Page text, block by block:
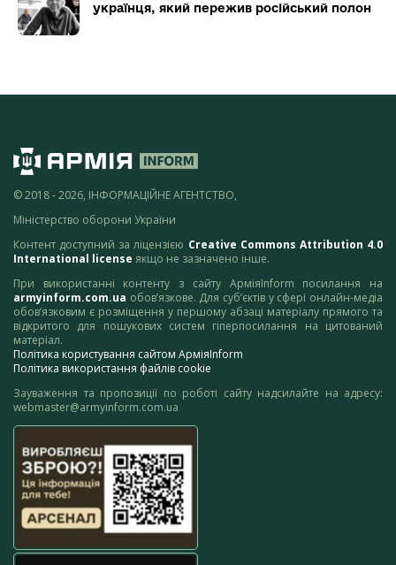
українця, який пережив російський полон
© 2018 - 2026, ІНФОРМАЦІЙНЕ АГЕНТСТВО,
Міністерство оборони України
Контент доступний за ліцензією Creative Commons Attribution 4.0
International license якщо не зазначено інше.
При використанні контенту з сайту АрміяInform посилання на
armyinform.com.ua обов’язкове. Для суб’єктів у сфері онлайн-медіа
обов’язковим є розміщення у першому абзаці матеріалу прямого та
відкритого для пошукових систем гіперпосилання на цитований
матеріал.
Політика користування сайтом АрміяInform
Політика використання файлів cookie
Зауваження та пропозиції по роботі сайту надсилайте на адресу:
webmaster@armyinform.com.ua